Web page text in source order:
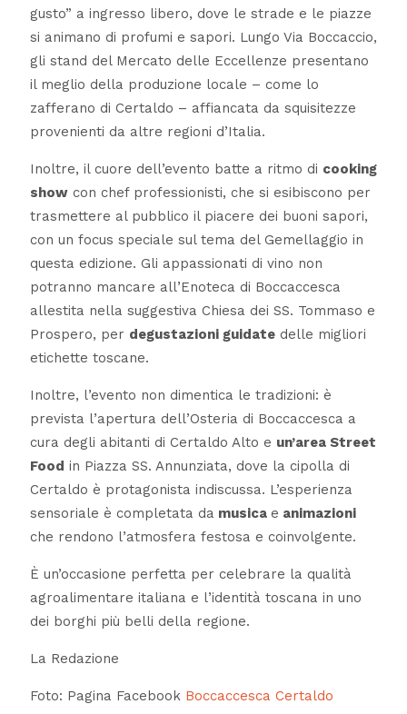
gusto” a ingresso libero, dove le strade e le piazze
si animano di profumi e sapori. Lungo Via Boccaccio,
gli stand del Mercato delle Eccellenze presentano
il meglio della produzione locale – come lo
zafferano di Certaldo – affiancata da squisitezze
provenienti da altre regioni d’Italia.
Inoltre, il cuore dell’evento batte a ritmo di cooking
showcon chef professionisti, che si esibiscono per
trasmettere al pubblico il piacere dei buoni sapori,
con un focus speciale sul tema del Gemellaggio in
questa edizione. Gli appassionati di vino non
potranno mancare all’Enoteca di Boccaccesca
allestita nella suggestiva Chiesa dei SS. Tommaso e
Prospero, per degustazioni guidatedelle migliori
etichette toscane.
Inoltre, l’evento non dimentica le tradizioni: è
prevista l’apertura dell’Osteria di Boccaccesca a
cura degli abitanti di Certaldo Alto e un’area Street
Food in Piazza SS. Annunziata, dove la cipolla di
Certaldo è protagonista indiscussa. L’esperienza
sensoriale è completata da musica e animazioni
che rendono l’atmosfera festosa e coinvolgente.
È un’occasione perfetta per celebrare la qualità
agroalimentare italiana e l’identità toscana in uno
dei borghi più belli della regione.
La Redazione
Foto: Pagina Facebook Boccaccesca Certaldo